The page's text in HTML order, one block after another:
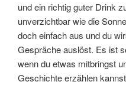
und ein richtig guter Drink
unverzichtbar wie die
doch einfach aus und du
Gespräche auslöst. Es ist
wenn du etwas mitbringst
Geschichte erzählen